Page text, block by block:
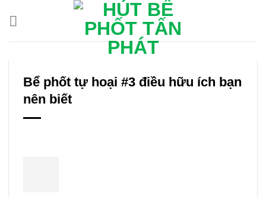
Bể phốt tự hoại #3 điều hữu ích bạn
nên biết